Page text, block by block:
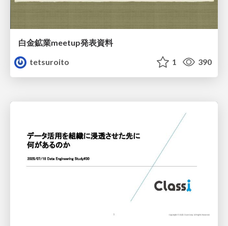
白金鉱業meetup発表資料
tetsuroito
1 390